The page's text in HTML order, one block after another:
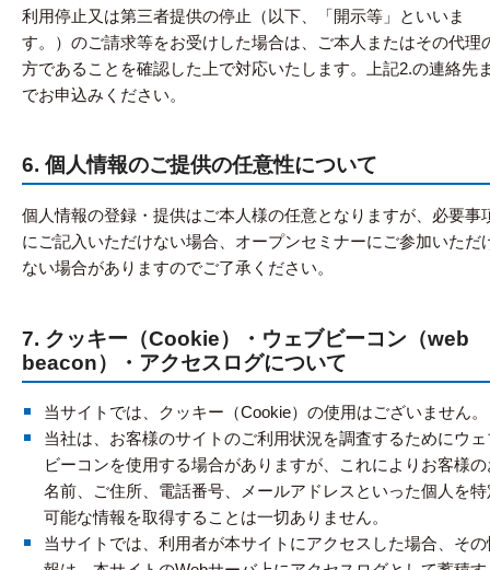
利用停止又は第三者提供の停止（以下、「開示等」といいま
す。）のご請求等をお受けした場合は、ご本人またはその代理
方であることを確認した上で対応いたします。上記2.の連絡先
でお申込みください。
6. 個人情報のご提供の任意性について
個人情報の登録・提供はご本人様の任意となりますが、必要事
にご記入いただけない場合、オープンセミナーにご参加いただ
ない場合がありますのでご了承ください。
7. クッキー（Cookie）・ウェブビーコン（web
beacon）・アクセスログについて
当サイトでは、クッキー（Cookie）の使用はございません。
当社は、お客様のサイトのご利用状況を調査するためにウェ
ビーコンを使用する場合がありますが、これによりお客様の
名前、ご住所、電話番号、メールアドレスといった個人を特
可能な情報を取得することは一切ありません。
当サイトでは、利用者が本サイトにアクセスした場合、その